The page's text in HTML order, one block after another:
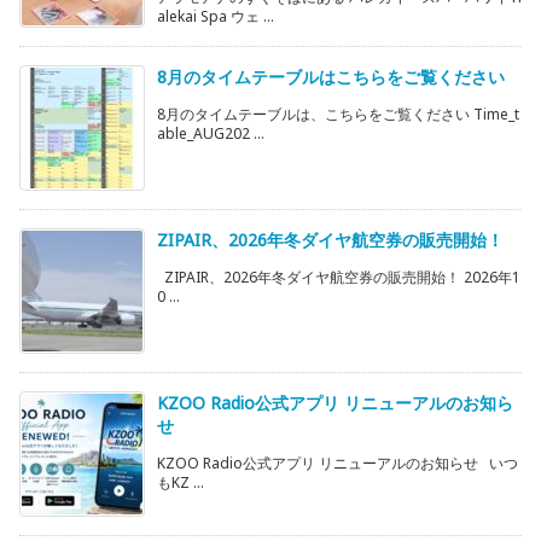
alekai Spa ウェ ...
8月のタイムテーブルはこちらをご覧ください
8月のタイムテーブルは、こちらをご覧ください Time_t
able_AUG202 ...
ZIPAIR、2026年冬ダイヤ航空券の販売開始！
ZIPAIR、2026年冬ダイヤ航空券の販売開始！ 2026年1
0 ...
KZOO Radio公式アプリ リニューアルのお知ら
せ
KZOO Radio公式アプリ リニューアルのお知らせ いつ
もKZ ...